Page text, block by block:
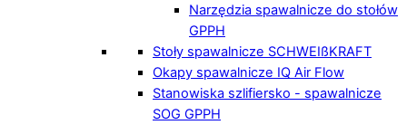
Narzędzia spawalnicze do stołów
GPPH
Stoły spawalnicze SCHWEIßKRAFT
Okapy spawalnicze IQ Air Flow
Stanowiska szlifiersko - spawalnicze
SOG GPPH